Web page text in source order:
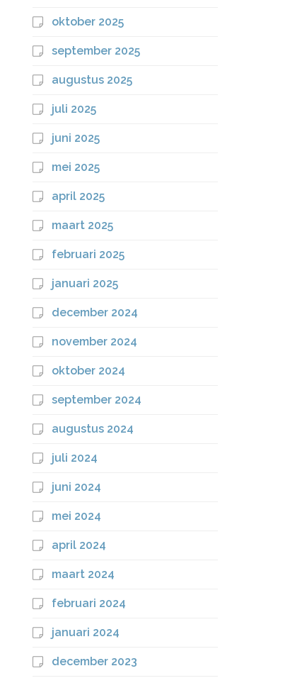
oktober 2025
september 2025
augustus 2025
juli 2025
juni 2025
mei 2025
april 2025
maart 2025
februari 2025
januari 2025
december 2024
november 2024
oktober 2024
september 2024
augustus 2024
juli 2024
juni 2024
mei 2024
april 2024
maart 2024
februari 2024
januari 2024
december 2023